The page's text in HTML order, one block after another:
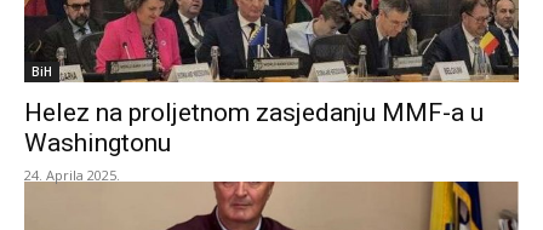
BiH
Helez na proljetnom zasjedanju MMF-a u
Washingtonu
24. Aprila 2025.